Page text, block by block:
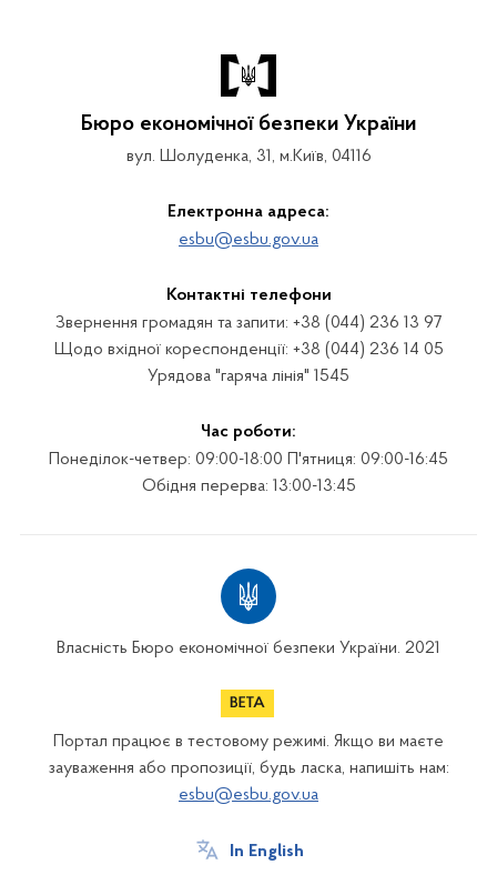
Бюро економічної безпеки України
вул. Шолуденка, 31, м.Київ, 04116
Електронна адреса:
esbu@esbu.gov.ua
Контактні телефони
Звернення громадян та запити: +38 (044) 236 13 97
Щодо вхідної кореспонденції: +38 (044) 236 14 05
Урядова "гаряча лінія" 1545
Час роботи:
Понеділок-четвер: 09:00-18:00 П'ятниця: 09:00-16:45
Обідня перерва: 13:00-13:45
Власність Бюро економічної безпеки України. 2021
Портал працює в тестовому режимі. Якщо ви маєте
зауваження або пропозиції, будь ласка, напишіть нам:
esbu@esbu.gov.ua
In English